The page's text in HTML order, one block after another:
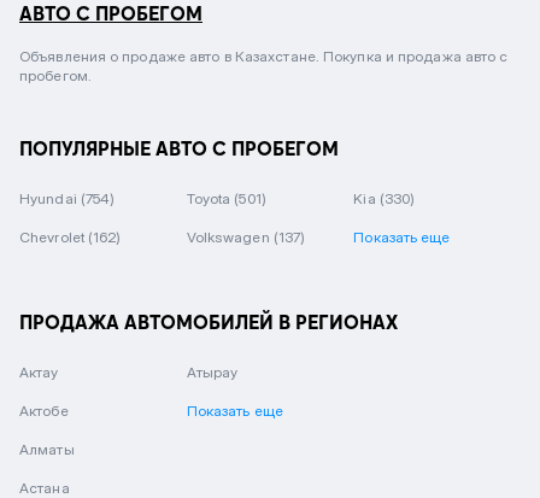
АВТО С ПРОБЕГОМ
Объявления о продаже авто в Казахстане. Покупка и продажа авто с
пробегом.
ПОПУЛЯРНЫЕ АВТО С ПРОБЕГОМ
Hyundai (754) Toyota (501) Kia (330)
Chevrolet (162) Volkswagen (137) Показать еще
ПРОДАЖА АВТОМОБИЛЕЙ В РЕГИОНАХ
Актау
Актобе
Алматы
Астана
Атырау
Показать еще